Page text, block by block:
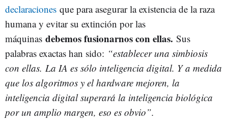
declaraciones que para asegurar la existencia de la raza
humana y evitar su extinción por las
máquinas debemos fusionarnos con ellas. Sus
palabras exactas han sido: “establecer una simbiosis
con ellas. La IA es sólo inteligencia digital. Y a medida
que los algoritmos y el hardware mejoren, la
inteligencia digital superará la inteligencia biológica
por un amplio margen, eso es obvio”.